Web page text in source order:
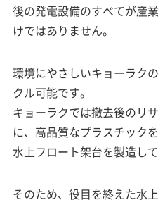
後の発電設備のすべてが産
けではありません。
環境にやさしいキョーラク
クル可能です。
キョーラクでは撤去後のリ
に、高品質なプラスチック
水上フロート架台を製造して
そのため、役目を終えた水